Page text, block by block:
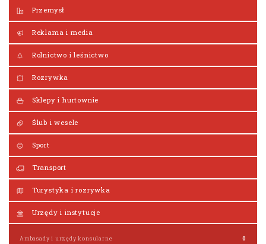
Przemysł
Reklama i media
Rolnictwo i leśnictwo
Rozrywka
Sklepy i hurtownie
Ślub i wesele
Sport
Transport
Turystyka i rozrywka
Urzędy i instytucje
Ambasady i urzędy konsularne 0